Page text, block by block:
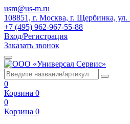
usm@us-m.ru
108851, г. Москва, г. Щербинка, ул.
+7 (495) 962-967-55-88
Вход/Регистрация
Заказать звонок
0
Корзина 0
0
Корзина 0